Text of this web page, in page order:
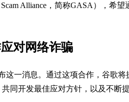
Alliance，简称GASA），
对网络诈骗
这一消息。通过这项合作，谷歌
同开发最佳应对方针，以及不断